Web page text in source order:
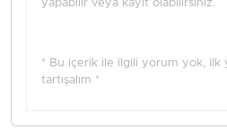
yapabilir veya kayıt olabilirsiniz.
* Bu içerik ile ilgili yorum yok, ilk
tartışalım *